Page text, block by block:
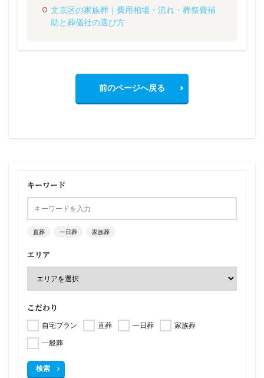
文京区の家族葬｜費用相場・流れ・葬祭費補
助と葬儀社の選び方
前のページへ戻る
キーワード
直葬 一日葬 家族葬
エリア
こだわり
自宅プラン 直葬 一日葬
家族葬
一般葬
検索